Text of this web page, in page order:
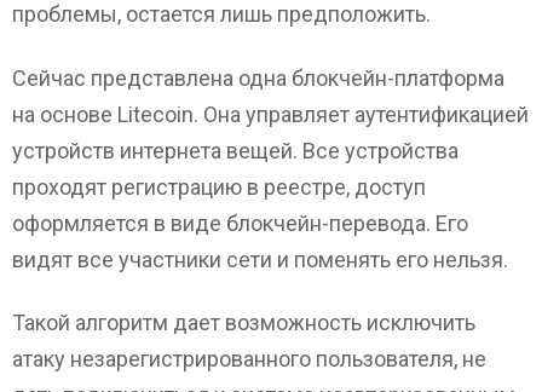
проблемы, остается лишь предположить.
Сейчас представлена одна блокчейн-платформа
на основе Litecoin. Она управляет аутентификацией
устройств интернета вещей. Все устройства
проходят регистрацию в реестре, доступ
оформляется в виде блокчейн-перевода. Его
видят все участники сети и поменять его нельзя.
Такой алгоритм дает возможность исключить
атаку незарегистрированного пользователя, не